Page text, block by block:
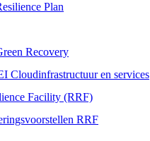
Plan
Recovery
Cloudinfrastructuur en services
Facility (RRF)
RRF